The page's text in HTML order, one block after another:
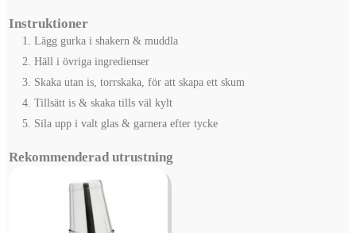
Instruktioner
Lägg gurka i shakern & muddla
Häll i övriga ingredienser
Skaka utan is, torrskaka, för att skapa ett skum
Tillsätt is & skaka tills väl kylt
Sila upp i valt glas & garnera efter tycke
Rekommenderad utrustning